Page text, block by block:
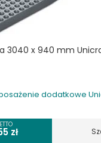
3040 x 940 mm
dodatkowe
zł